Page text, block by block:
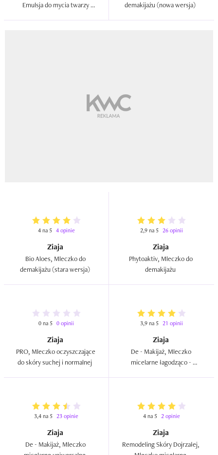
Emulsja do mycia twarzy
4 na 5 4 opinie
Ziaja
Bio Aloes, Mleczko do
2,9 na 5 26 opinii
Ziaja
Phytoaktiv, Mleczko do
0 na 5 0 opinii
Ziaja
PRO, Mleczko oczyszczające
3,9 na 5 21 opinii
Ziaja
De - Makijaż, Mleczko
micelarne łagodząco -
3,4 na 5 23 opinie
Ziaja
De - Makijaż, Mleczko
4 na 5 2 opinie
Ziaja
Remodeling Skóry Dojrzałej,